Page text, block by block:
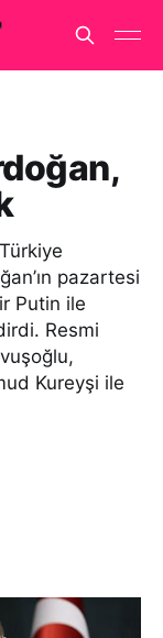
pazartesi
Putin ile
Resmi
Kureyşi ile